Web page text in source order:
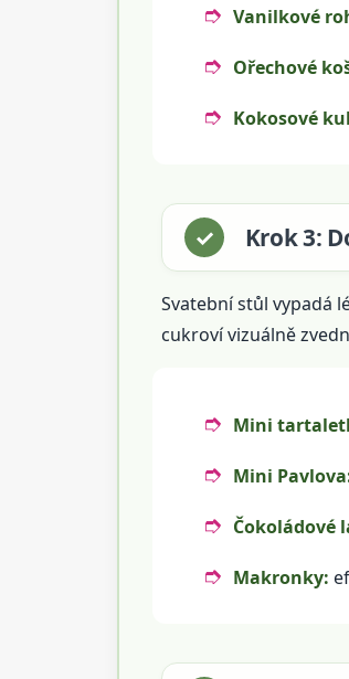
Vanilkové
Ořechové
Kokosové
Krok 3:
Svatební stůl vypadá
cukroví vizuálně
Mini
Mini
Čokoládové
Makronky: